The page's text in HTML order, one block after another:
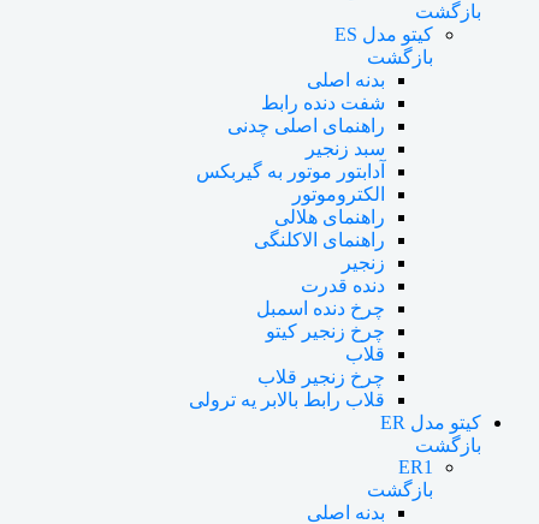
بازگشت
کیتو مدل ES
بازگشت
بدنه اصلی
شفت دنده رابط
راهنمای اصلی چدنی
سبد زنجیر
آدابتور موتور به گیربکس
الکتروموتور
راهنمای هلالی
راهنمای الاکلنگی
زنجیر
دنده قدرت
چرخ دنده اسمبل
چرخ زنجیر کیتو
قلاب
چرخ زنجیر قلاب
قلاب رابط بالابر یه ترولی
کیتو مدل ER
بازگشت
ER1
بازگشت
بدنه اصلی